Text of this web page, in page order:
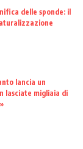
delle sponde: il
lancia un
lasciate migliaia di